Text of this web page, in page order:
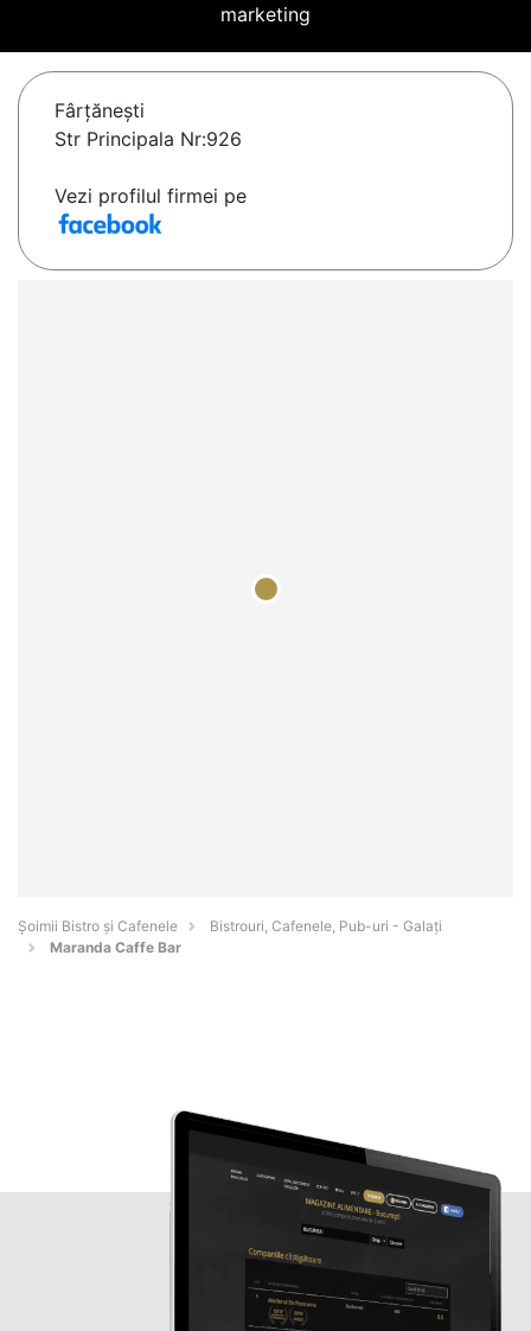
marketing
Fârţăneşti
Str Principala Nr:926
Vezi profilul firmei pe
Șoimii Bistro și Cafenele
Bistrouri, Cafenele, Pub-uri - Galaţi
Maranda Caffe Bar